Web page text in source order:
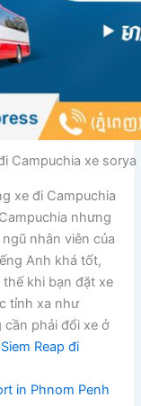
Campuchia xe
xe đi Campuchia
nhưng
nhân viên của
Anh khá tốt,
khi bạn đặt xe
tỉnh xa như
cần phải đổi xe ở
Reap đi
in Phnom Penh